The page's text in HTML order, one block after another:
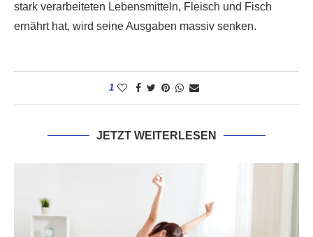
stark verarbeiteten Lebensmitteln, Fleisch und Fisch
ernährt hat, wird seine Ausgaben massiv senken.
1
JETZT WEITERLESEN